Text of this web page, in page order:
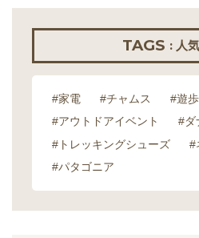
TAGS : 人
#家電 #チャムス #遊
#アウトドアイベント
#ダ
#トレッキングシューズ
#
#パタゴニア